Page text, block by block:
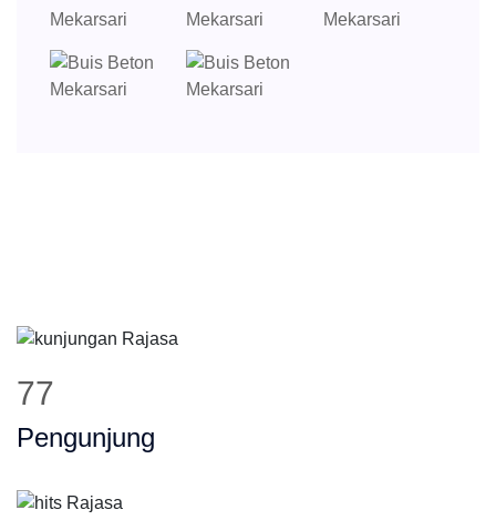
102
Pengunjung